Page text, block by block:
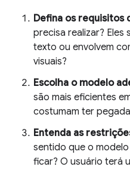
Defina os requisitos
precisa realizar?
texto ou envolvem
visuais?
Escolha o modelo
são mais eficientes
costumam ter
Entenda as
sentido que o
ficar? O usuário terá